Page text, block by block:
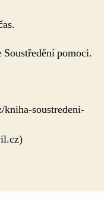
pomoci.
soustredeni-